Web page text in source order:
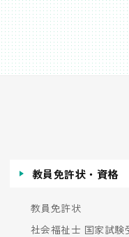
教員免許状・資格
教員免許状
社会福祉士 国家試験